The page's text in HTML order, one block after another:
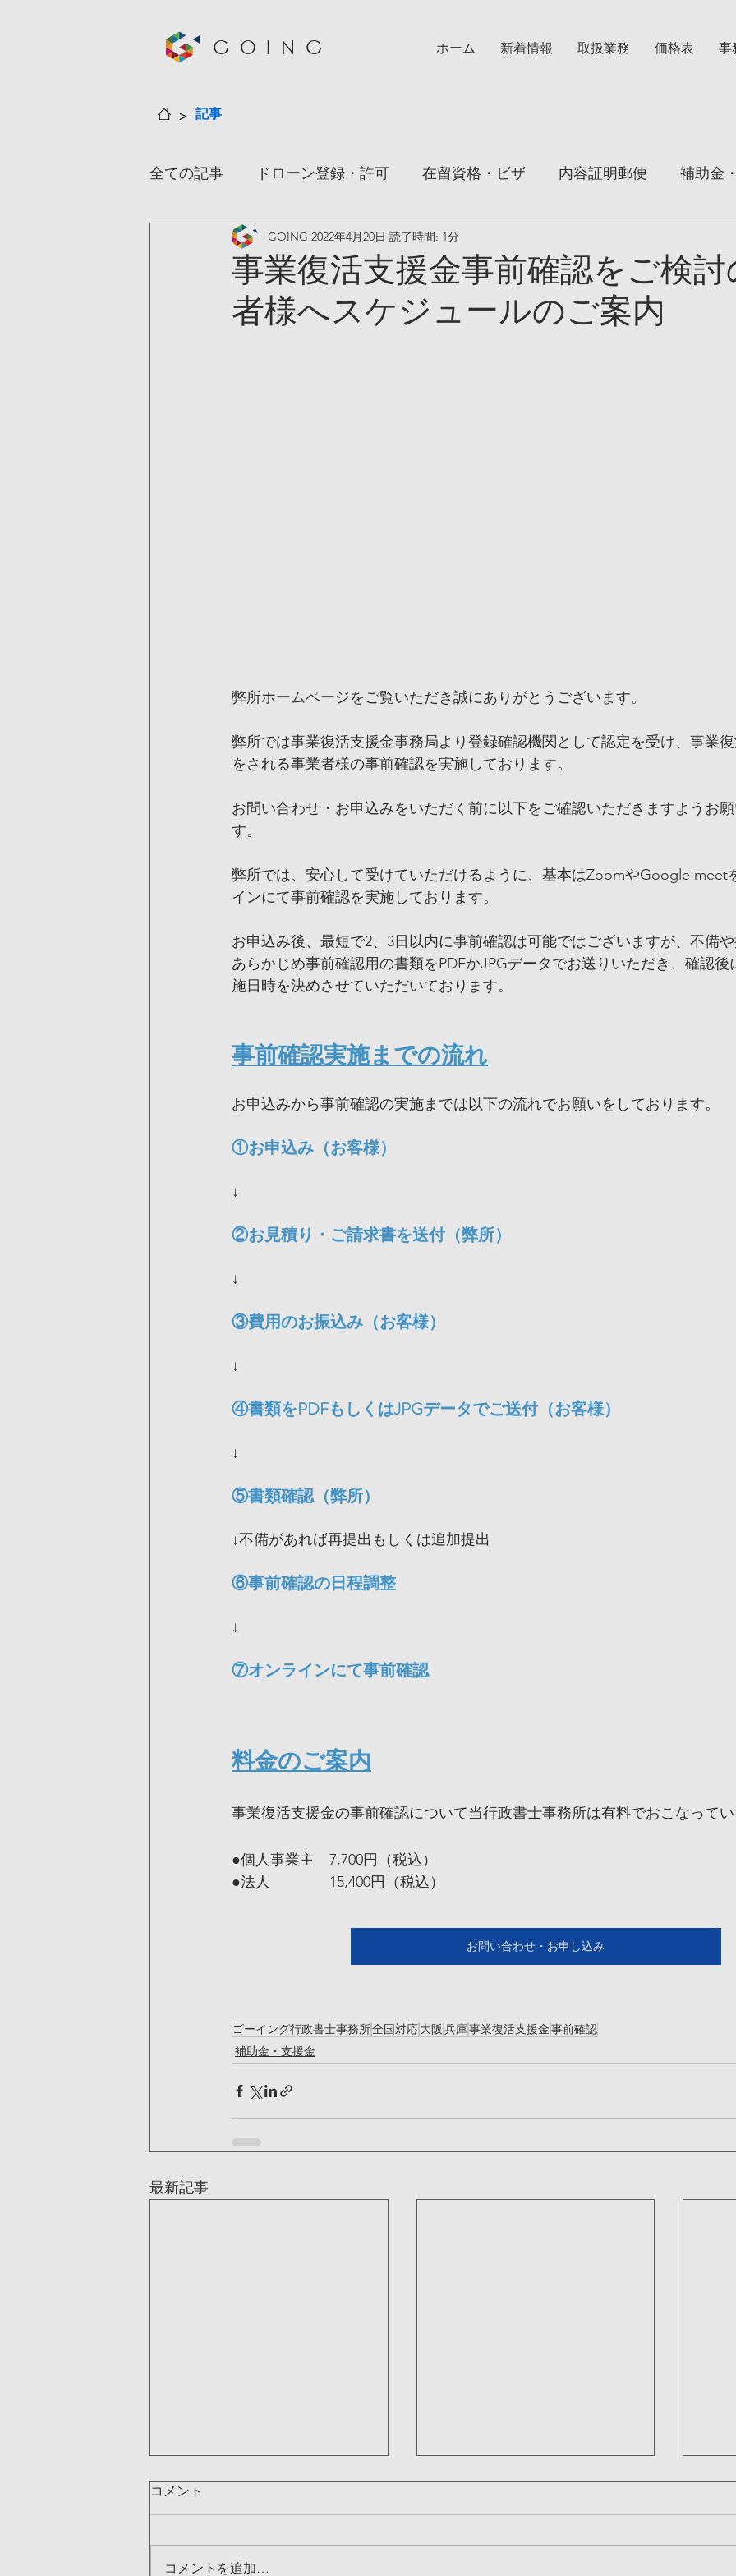
GOING ホーム 新着情報 取扱業務 価格表 事
> 記事
全ての記事 ドローン登録・許可 在留資格・ビザ 内容証明郵便 補助金
事務所情報 情報 短期滞在
事業復活支援金事前確認をご検
者様へスケジュールのご案内
GOING 2022年4月20日 読了時間: 1分
弊所ホームページをご覧いただき誠にありがとうございます。
弊所では事業復活支援金事務局より登録確認機関として認定を受け、事業
をされる事業者様の事前確認を実施しております。
お問い合わせ・お申込みをいただく前に以下をご確認いただきますようお
す。
弊所では、安心して受けていただけるように、基本はZoomやGoogle meet
インにて事前確認を実施しております。
お申込み後、最短で2、3日以内に事前確認は可能ではございますが、不備
あらかじめ事前確認用の書類をPDFかJPGデータでお送りいただき、確認後
施日時を決めさせていただいております。
事前確認実施までの流れ
お申込みから事前確認の実施までは以下の流れでお願いをしております。
①お申込み（お客様）
↓
②お見積り・ご請求書を送付（弊所）
↓
③費用のお振込み（お客様）
↓
④書類をPDFもしくはJPGデータでご送付（お客様）
↓
⑤書類確認（弊所）
↓不備があれば再提出もしくは追加提出
⑥事前確認の日程調整
↓
⑦オンラインにて事前確認
料金のご案内
事業復活支援金の事前確認について当行政書士事務所は有料でおこなって
●個人事業主　7,700円（税込）
●法人　　　　15,400円（税込）
お問い合わせ・お申し込み
ゴーイング行政書士事務所全国対応大阪 兵庫事業復活支援金事前確認
補助金・支援金
最新記事
コメント
コメントを追加…